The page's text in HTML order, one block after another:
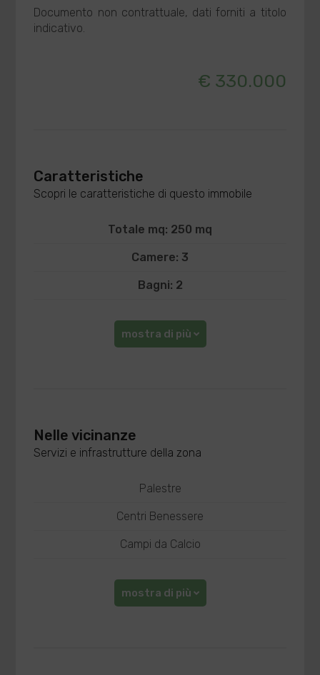
Documento non contrattuale, dati forniti a titolo
indicativo.
€ 330.000
Caratteristiche
Scopri le caratteristiche di questo immobile
Totale mq: 250 mq
Camere: 3
Bagni: 2
mostra di più
Nelle vicinanze
Servizi e infrastrutture della zona
Palestre
Centri Benessere
Campi da Calcio
mostra di più